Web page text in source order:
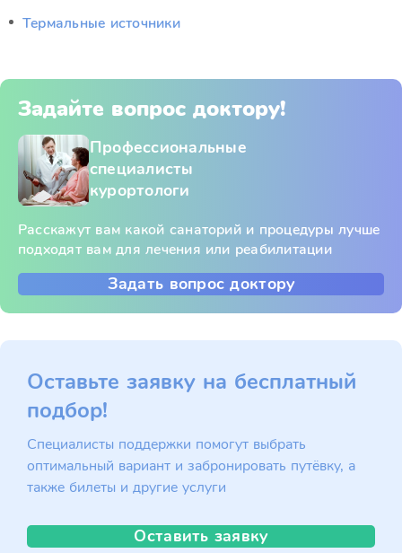
Термальные источники
Задайте вопрос доктору!
Профессиональные
специалисты
курортологи
Расскажут вам какой санаторий и процедуры лучше
подходят вам для лечения или реабилитации
Задать вопрос доктору
Оставьте заявку на бесплатный
подбор!
Специалисты поддержки помогут выбрать
оптимальный вариант и забронировать путёвку, а
также билеты и другие услуги
Оставить заявку